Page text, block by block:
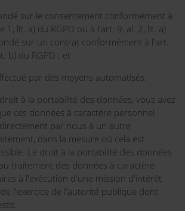
sur le consentement conformément à
1, lit. a) du RGPD ou à l'art. 9, al. 2, lit. a)
sur un contrat conformément à l'art.
b) du RGPD ; et
par des moyens automatisés.
à la portabilité des données, vous avez
ces données à caractère personnel
par nous à un autre
dans la mesure où cela est
Le droit à la portabilité des données
traitement des données à caractère
à l'exécution d'une mission d'intérêt
l'exercice de l'autorité publique dont